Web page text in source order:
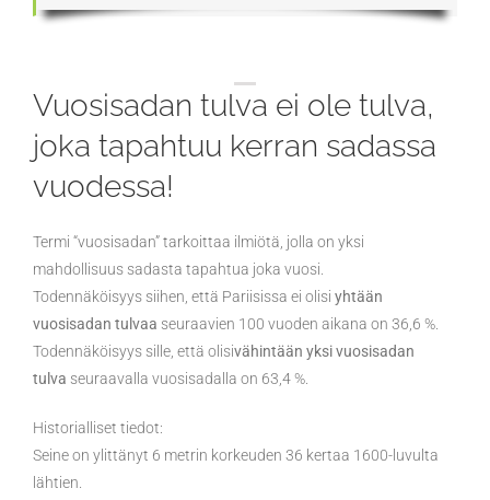
Vuosisadan tulva ei ole tulva,
joka tapahtuu kerran sadassa
vuodessa!
Termi “vuosisadan” tarkoittaa ilmiötä, jolla on yksi
mahdollisuus sadasta tapahtua joka vuosi.
Todennäköisyys siihen, että Pariisissa ei olisi yhtään
vuosisadan tulvaa seuraavien 100 vuoden aikana on 36,6 %.
Todennäköisyys sille, että olisivähintään yksi vuosisadan
tulva seuraavalla vuosisadalla on 63,4 %.
Historialliset tiedot:
Seine on ylittänyt 6 metrin korkeuden 36 kertaa 1600-luvulta
lähtien.